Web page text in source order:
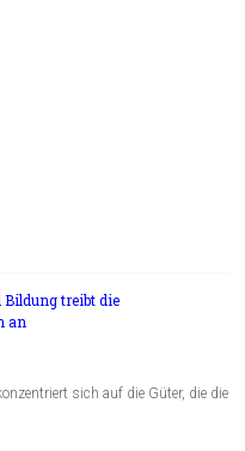
treibt die
an
sich auf die Güter, die die